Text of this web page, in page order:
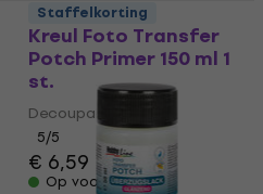
Kreul Foto Transfer
Potch Primer 150 ml 1
st.
Decoupage
5/5
€ 6,59
Op voorraad
Staffelkorting